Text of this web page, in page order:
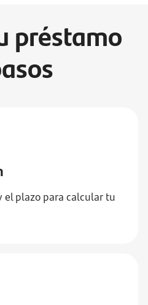
préstamo
el plazo para calcular tu